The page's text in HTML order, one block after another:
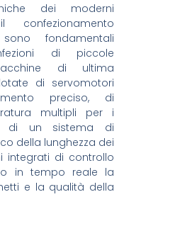
dei moderni
fondamentali
di piccole
di ultima
di servomotori
preciso, di
multipli per i
di un sistema di
della lunghezza dei
integrati di controllo
in tempo reale la
e la qualità della